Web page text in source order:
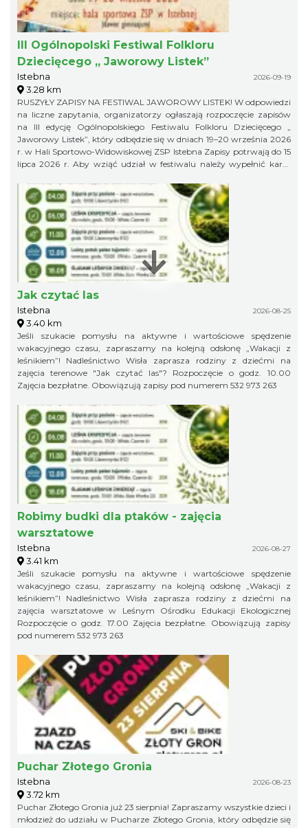
III Ogólnopolski Festiwal Folkloru
Dziecięcego „ Jaworowy Listek”
Istebna 2026-09-19
3.28 km
RUSZYŁY ZAPISY NA FESTIWAL JAWOROWY LISTEK! W odpowiedzi
na liczne zapytania, organizatorzy ogłaszają rozpoczęcie zapisów
na III edycję Ogólnopolskiego Festiwalu Folkloru Dziecięcego „
Jaworowy Listek”, który odbędzie się w dniach 19–20 września 2026
r. w Hali Sportowo-Widowiskowej ZSP Istebna Zapisy potrwają do 15
lipca 2026 r. Aby wziąć udział w festiwalu należy wypełnić kartę
jaworowylistek@gmail.com
Jak czytać las
Istebna 2026-08-25
3.40 km
Jeśli szukacie pomysłu na aktywne i wartościowe spędzenie
wakacyjnego czasu, zapraszamy na kolejną odsłonę „Wakacji z
leśnikiem”! Nadleśnictwo Wisła zaprasza rodziny z dziećmi na
zajęcia terenowe "Jak czytać las"? Rozpoczęcie o godz. 10.00
Zajęcia bezpłatne. Obowiązują zapisy pod numerem 532 973 263
Robimy budki dla ptaków - zajęcia
warsztatowe
Istebna 2026-08-27
3.41 km
Jeśli szukacie pomysłu na aktywne i wartościowe spędzenie
wakacyjnego czasu, zapraszamy na kolejną odsłonę „Wakacji z
leśnikiem”! Nadleśnictwo Wisła zaprasza rodziny z dziećmi na
zajęcia warsztatowe w Leśnym Ośrodku Edukacji Ekologicznej
Rozpoczęcie o godz. 17.00 Zajęcia bezpłatne. Obowiązują zapisy
pod numerem 532 973 263
Puchar Złotego Gronia
Istebna 2026-08-23
3.72 km
Puchar Złotego Gronia już 23 sierpnia! Zapraszamy wszystkie dzieci i
młodzież do udziału w Pucharze Złotego Gronia, który odbędzie się